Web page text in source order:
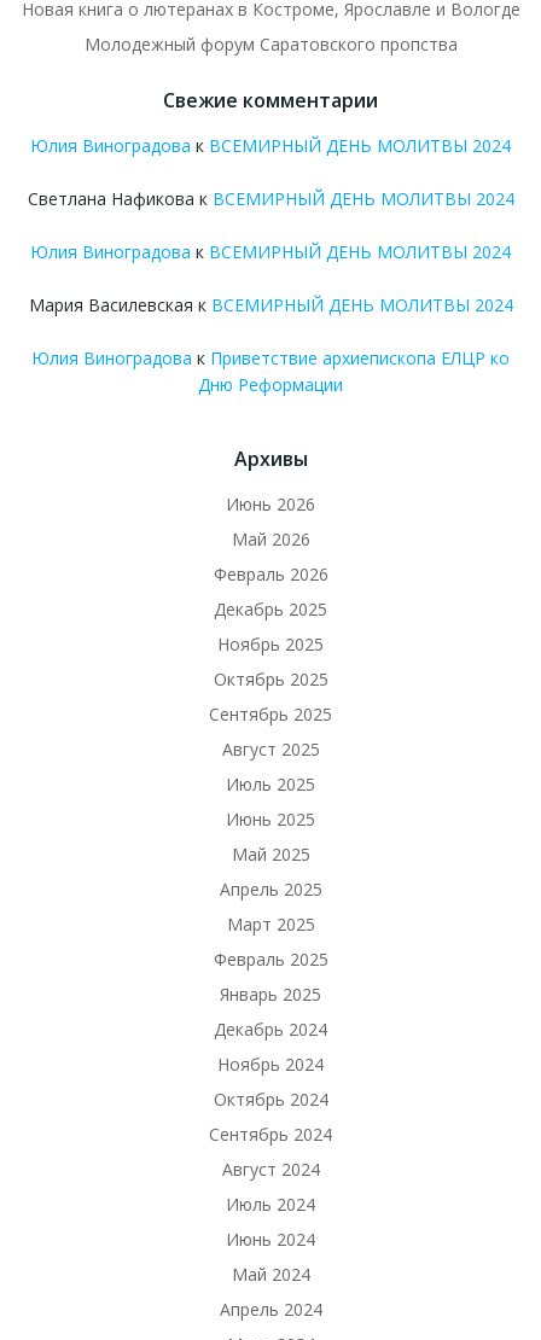
Новая книга о лютеранах в Костроме, Ярославле и Вологде
Молодежный форум Саратовского пропства
Свежие комментарии
Юлия Виноградова к ВСЕМИРНЫЙ ДЕНЬ МОЛИТВЫ 2024
Светлана Нафикова к ВСЕМИРНЫЙ ДЕНЬ МОЛИТВЫ 2024
Юлия Виноградова к ВСЕМИРНЫЙ ДЕНЬ МОЛИТВЫ 2024
Мария Василевская к ВСЕМИРНЫЙ ДЕНЬ МОЛИТВЫ 2024
Юлия Виноградова к Приветствие архиепископа ЕЛЦР ко
Дню Реформации
Архивы
Июнь 2026
Май 2026
Февраль 2026
Декабрь 2025
Ноябрь 2025
Октябрь 2025
Сентябрь 2025
Август 2025
Июль 2025
Июнь 2025
Май 2025
Апрель 2025
Март 2025
Февраль 2025
Январь 2025
Декабрь 2024
Ноябрь 2024
Октябрь 2024
Сентябрь 2024
Август 2024
Июль 2024
Июнь 2024
Май 2024
Апрель 2024